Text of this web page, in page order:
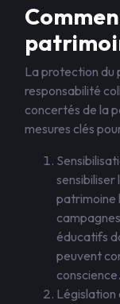
La protection du
responsabilité
concertés de la
mesures clés
sensibiliser
patrimoine
éducatifs
peuvent
conscience.